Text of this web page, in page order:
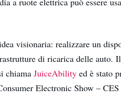
visionaria: realizzare un
di ricarica delle auto.
chiamaJuiceAbility ed è stato
Electronic Show –